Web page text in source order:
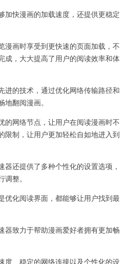
快漫画的加载速度，还提供更稳定
画时享受到更快速的页面加载，不
成，大大提高了用户的阅读效率和体
的技术，通过优化网络传输路径和
翻阅漫画。
网络节点，让用户在阅读漫画时不
限制，让用户更加轻松自如地进入到
还提供了多种个性化的设置选项，
整。
化阅读界面，都能够让用户找到最
致力于帮助漫画爱好者拥有更加畅
、稳定的网络连接以及个性化的设